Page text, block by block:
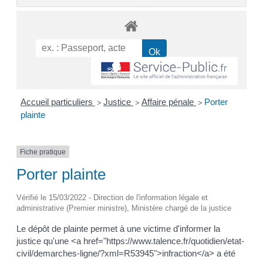
Accueil particuliers > Justice > Affaire pénale > Porter
plainte
Fiche pratique
Porter plainte
Vérifié le 15/03/2022 - Direction de l'information légale et
administrative (Premier ministre), Ministère chargé de la justice
Le dépôt de plainte permet à une victime d'informer la
justice qu'une <a href="https://www.talence.fr/quotidien/etat-
civil/demarches-ligne/?xml=R53945">infraction</a> a été